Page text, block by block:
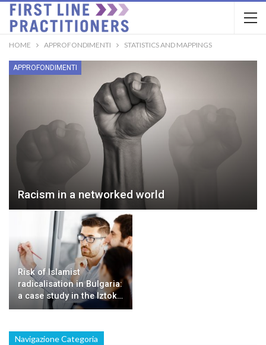
HOME APPROFONDIMENTI STATISTICS AND MAPPINGS
APPROFONDIMENTI
Racism in a networked world
Risk of Islamist
radicalisation in Bulgaria:
a case study in the Iztok…
Navigazione Categoria